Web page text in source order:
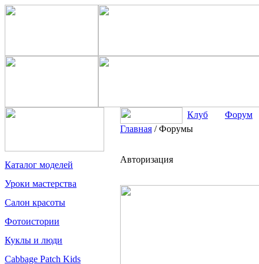
Каталог моделей
Уроки мастерства
Салон красоты
Фотоистории
Куклы и люди
Cabbage Patch Kids
Клуб Форум
Главная /Форумы
Авторизация